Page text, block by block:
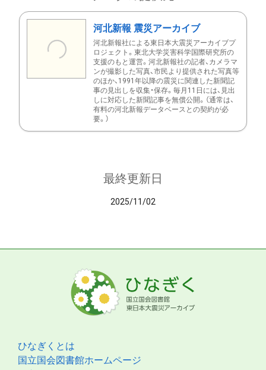
河北新報 震災アーカイブ
河北新報社による東日本大震災アーカイブプ
ロジェクト。東北大学災害科学国際研究所の
支援のもと運営。河北新報社の記者、カメラマ
ンが撮影した写真、市民より提供された写真等
のほか、1991年以降の震災に関連した新聞記
事の見出しを収集・保存。毎月11日には、見出
しに対応した新聞記事を無償公開。（通常は、
有料の河北新報データベースとの契約が必
要。）
最終更新日
2025/11/02
ひなぎくとは
国立国会図書館ホームページ